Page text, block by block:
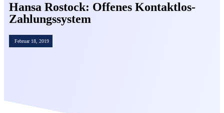
Hansa Rostock: Offenes Kontaktlos-
Zahlungssystem
Februar 18, 2019